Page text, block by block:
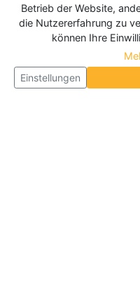
Betrieb der Website,
die Nutzererfahrung zu
können Ihre
Einstellungen